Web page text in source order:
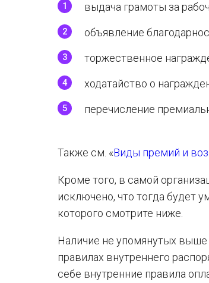
выдача грамоты за
объявление
торжественное
ходатайство о
перечисление
Также см. «Виды премий и
Кроме того, в самой
исключено, что тогда будет
которого смотрите ниже.
Наличие не упомянутых
правилах внутреннего
себе внутренние правила